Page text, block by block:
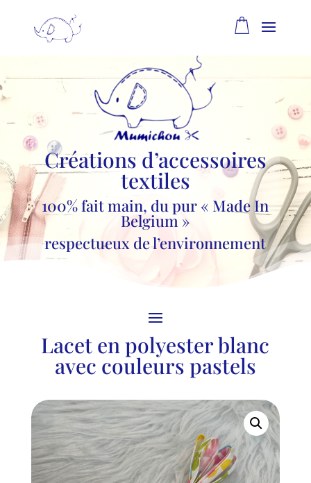
Créations d’accessoires
textiles
100% fait main, du pur « Made In
Belgium »
respectueux de l’environnement
Lacet en polyester blanc
avec couleurs pastels